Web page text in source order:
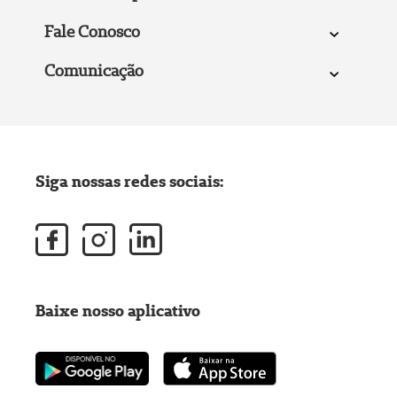
Fale Conosco
Comunicação
Siga nossas redes sociais:
Baixe nosso aplicativo